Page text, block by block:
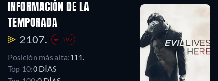
INFORMACIÓN DE LA
TEMPORADA
2107. -597
Posición más alta:111.
Top 10:0 DÍAS